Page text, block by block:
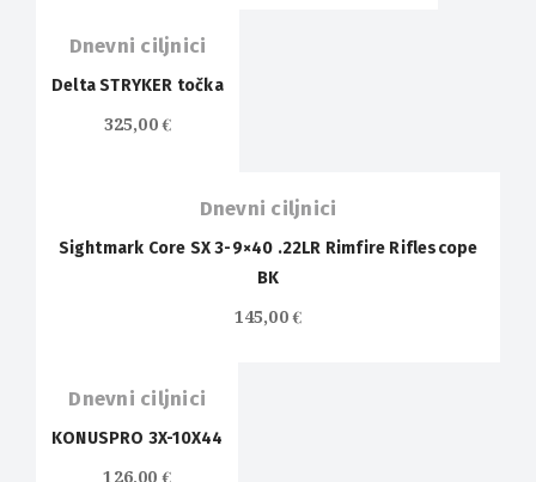
Dnevni ciljnici
Delta STRYKER točka
325,00€
Dnevni ciljnici
Sightmark Core SX 3-9×40 .22LR Rimfire Riflescope
BK
145,00€
Dnevni ciljnici
KONUSPRO 3X-10X44
126,00€